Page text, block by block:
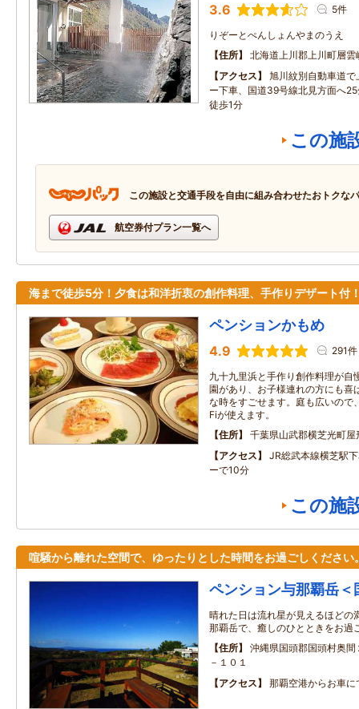
3.6 5件
りぞーとぺんしょんやまのうえ
住所
北海道上川郡上川町層雲
アクセス
旭川紋別自動車道
ー下車、国道39号線北見方面へ
徒歩1分
この施
この施設と交通手段を自由に組み合わせたおトクな
航空券付プラン一覧へ
海まで徒歩5分！夕食は和洋折衷の創作料理、手作りデザート付
ペンションかもめ
4.9 291件
九十九里浜と手作り創作料理が自
園があり、お子様連れの方にも喜
な時をすごせます。庭も広いので
Fiが使えます。
住所
千葉県山武郡横芝光町
アクセス
JR総武本線横芝駅
ーで10分
この施
喧騒から離れた空間で、ゆったりとした時間をお過ごしください
ペンション与那覇岳＜
晴れた日は流れ星が見えるほど
那覇岳で、癒しのひとときをお過
住所
沖縄県国頭郡国頭村奥
－１０１
アクセス
那覇空港からお車に